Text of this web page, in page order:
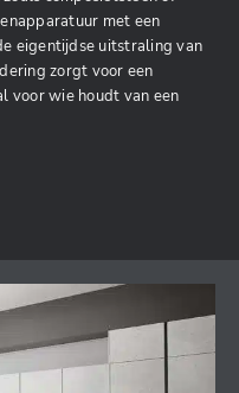
met een
eigentijdse uitstraling van
zorgt voor een
voor wie houdt van een